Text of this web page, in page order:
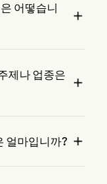
어떻습니

제나 업종은

얼마입니까? 